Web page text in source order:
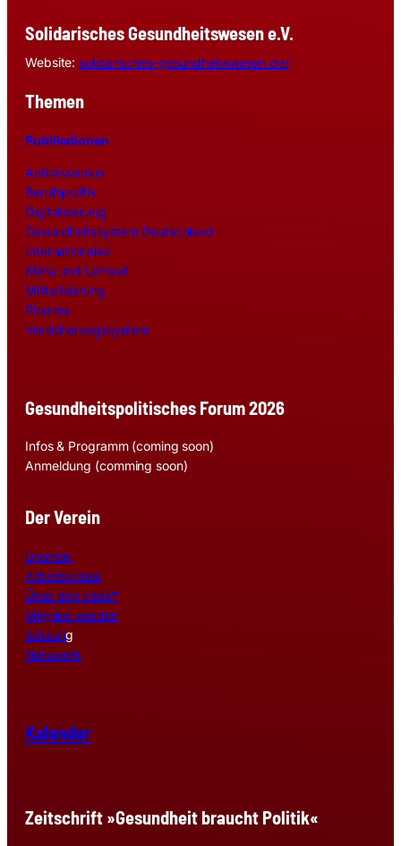
Solidarisches Gesundheitswesen e.V.
Website: solidarisches-gesundheitswesen.de/
Themen
Publikationen
Antirassismus
Berufspolitik
Digitalisierung
Gesundheitssystem Deutschland
Internationales
Klima und Umwelt
Militarisierung
Pharma
Versicherungssystem
Gesundheitspolitisches Forum 2026
Infos & Programm (coming soon)
Anmeldung (comming soon)
Der Verein
Gremien
Arbeitskreise
Über den vdää*
Mitglied werden
Satzung
Netzwerk
Kalender
Zeitschrift »Gesundheit braucht Politik«